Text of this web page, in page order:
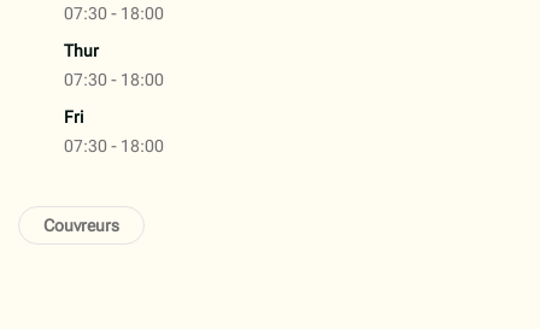
07:30 - 18:00
Thur
07:30 - 18:00
Fri
07:30 - 18:00
Couvreurs